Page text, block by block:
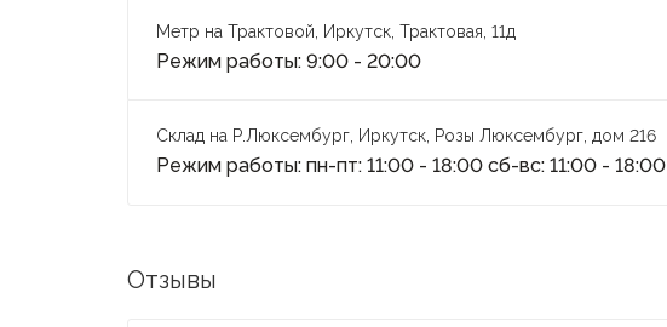
Метр на Трактовой, Иркутск, Трактовая, 11д
Режим работы: 9:00 - 20:00
Склад на Р.Люксембург, Иркутск, Розы Люксембург, дом 216
Режим работы: пн-пт: 11:00 - 18:00 сб-вс: 11:00 - 18:00
Отзывы